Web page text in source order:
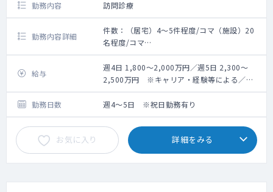
勤務内容 訪問診療
勤務内容詳細
件数：（居宅）4～5件程度/コマ（施設）20
名程度/コマ
割合：（居宅）30％（施設）70％
体制：医師、ドライバー兼事務 ※看護師の
同行は場合による
主な疾患：高齢者慢性疾患（高血圧、便秘、
心不全、糖尿病など）
重症患者：1～2割（中重症：7～8割 ※要介
護3以上）
看護師が訪問に同行しない際、点滴などの手
技も医師が担当することがございます。
給与
週4日 1,800～2,000万円／週5日 2,300～
2,500万円 ※キャリア・経験等による／管
理医師手当を含む
勤務日数
週4～5日 ※祝日勤務有り
お気に入り 詳細をみる